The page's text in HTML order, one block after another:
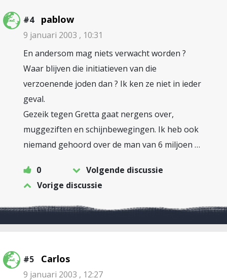
#4 pablow
9 januari 2003 , 10:31
En andersom mag niets verwacht worden ?
Waar blijven die initiatieven van die
verzoenende joden dan ? Ik ken ze niet in ieder
geval.
Gezeik tegen Gretta gaat nergens over,
muggeziften en schijnbewegingen. Ik heb ook
niemand gehoord over de man van 6 miljoen …
0
Volgende discussie
Vorige discussie
#5 Carlos
9 januari 2003 , 12:27